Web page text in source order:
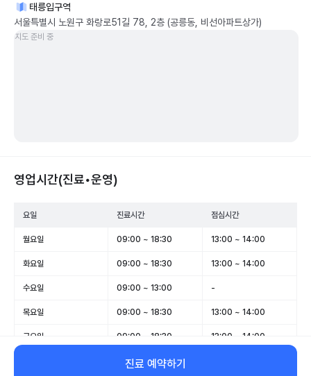
태릉입구역
서울특별시 노원구 화랑로51길 78, 2층 (공릉동, 비선아파트상가)
지도 준비 중
영업시간(진료•운영)
요일 진료시간 점심시간
월요일 09:00 ~ 18:30 13:00 ~ 14:00
화요일 09:00 ~ 18:30 13:00 ~ 14:00
수요일 09:00 ~ 13:00 -
목요일 09:00 ~ 18:30 13:00 ~ 14:00
금요일 09:00 ~ 18:30 13:00 ~ 14:00
09:00 ~ 15:00
진료 예약하기